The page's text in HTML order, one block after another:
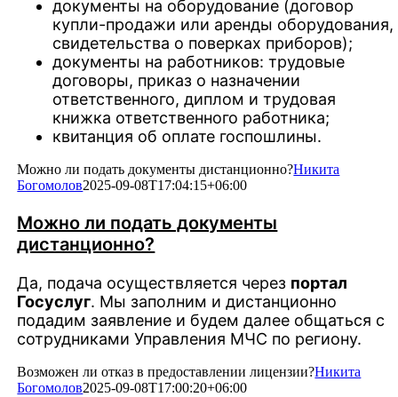
документы на оборудование (договор
купли-продажи или аренды оборудования,
свидетельства о поверках приборов);
документы на работников: трудовые
договоры, приказ о назначении
ответственного, диплом и трудовая
книжка ответственного работника;
квитанция об оплате госпошлины.
Можно ли подать документы дистанционно?Никита
Богомолов2025-09-08T17:04:15+06:00
Можно ли подать документы
дистанционно?
Да, подача осуществляется через портал
Госуслуг. Мы заполним и дистанционно
подадим заявление и будем далее общаться с
сотрудниками Управления МЧС по региону.
Возможен ли отказ в предоставлении лицензии?Никита
Богомолов2025-09-08T17:00:20+06:00